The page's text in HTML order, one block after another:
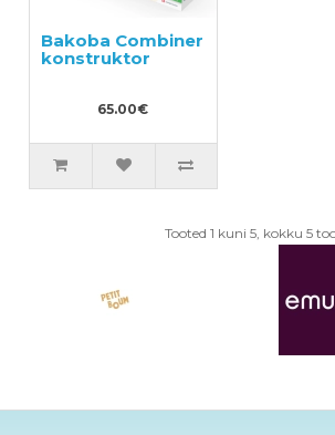
Bakoba Combiner
konstruktor
65.00€
Tooted 1 kuni 5, kokku 5